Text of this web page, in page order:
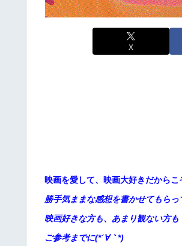
X
映画を愛して、映画大好きだからこ
勝手気ままな感想を書かせてもら
映画好きな方も、あまり観ない方も
ご参考までに(*´∀｀*)